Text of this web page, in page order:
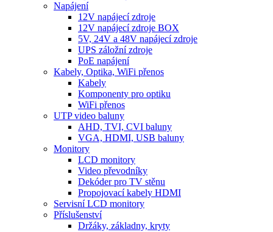
Napájení
12V napájecí zdroje
12V napájecí zdroje BOX
5V, 24V a 48V napájecí zdroje
UPS záložní zdroje
PoE napájení
Kabely, Optika, WiFi přenos
Kabely
Komponenty pro optiku
WiFi přenos
UTP video baluny
AHD, TVI, CVI baluny
VGA, HDMI, USB baluny
Monitory
LCD monitory
Video převodníky
Dekóder pro TV stěnu
Propojovací kabely HDMI
Servisní LCD monitory
Příslušenství
Držáky, základny, kryty